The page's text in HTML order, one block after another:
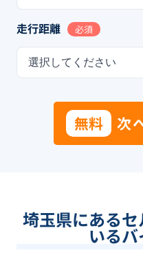
走行距離 必須
選択してください
無料 次
埼玉県にある
いる